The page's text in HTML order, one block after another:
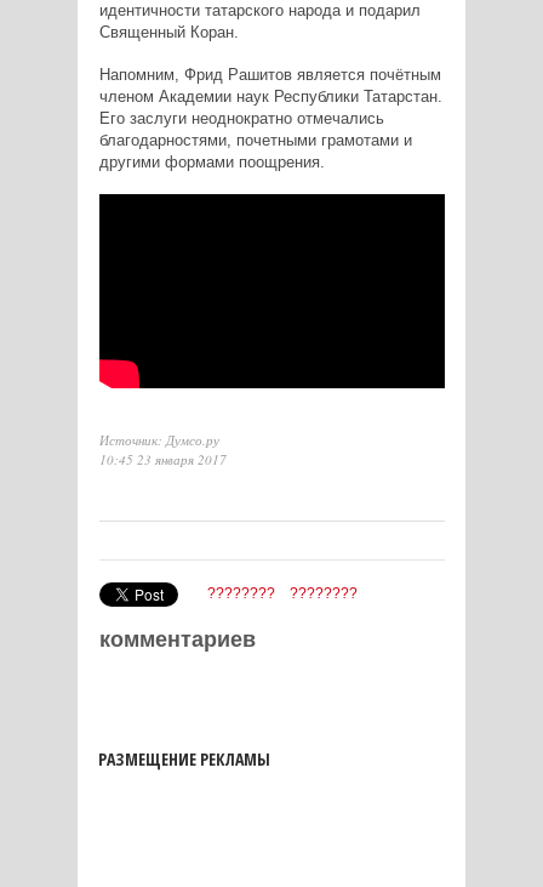
идентичности татарского народа и подарил
Священный Коран.
Напомним, Фрид Рашитов является почётным
членом Академии наук Республики Татарстан.
Его заслуги неоднократно отмечались
благодарностями, почетными грамотами и
другими формами поощрения.
Источник: Думсо.ру
10:45 23 января 2017
???????? ????????
комментариев
РАЗМЕЩЕНИЕ РЕКЛАМЫ